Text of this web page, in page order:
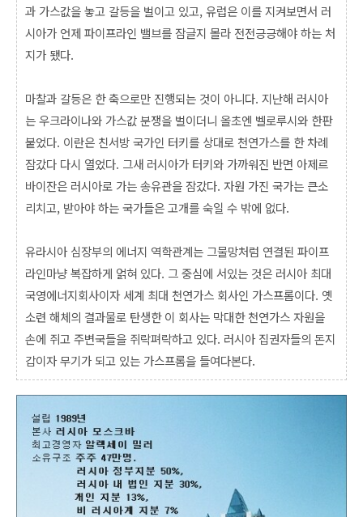
과 가스값을 놓고 갈등을 벌이고 있고, 유럽은 이를 지켜보면서 러
시아가 언제 파이프라인 밸브를 잠글지 몰라 전전긍긍해야 하는 처
지가 됐다.
마찰과 갈등은 한 축으로만 진행되는 것이 아니다. 지난해 러시아
는 우크라이나와 가스값 분쟁을 벌이더니 올초엔 벨로루시와 한판
붙었다. 이란은 친서방 국가인 터키를 상대로 천연가스를 한 차례
잠갔다 다시 열었다. 그새 러시아가 터키와 가까워진 반면 아제르
바이잔은 러시아로 가는 송유관을 잠갔다. 자원 가진 국가는 큰소
리치고, 받아야 하는 국가들은 고개를 숙일 수 밖에 없다.
유라시아 심장부의 에너지 역학관계는 그물망처럼 연결된 파이프
라인마냥 복잡하게 얽혀 있다. 그 중심에 서있는 것은 러시아 최대
국영에너지회사이자 세계 최대 천연가스 회사인 가스프롬이다. 옛
소련 해체의 결과물로 탄생한 이 회사는 막대한 천연가스 자원을
손에 쥐고 주변국들을 쥐락펴락하고 있다. 러시아 집권자들의 돈지
갑이자 무기가 되고 있는 가스프롬을 들여다본다.